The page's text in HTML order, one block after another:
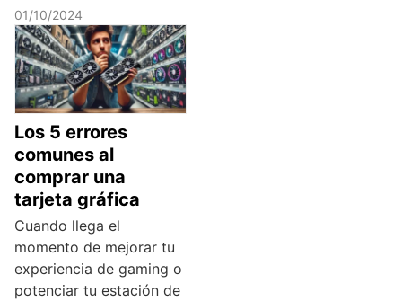
01/10/2024
Los 5 errores
comunes al
comprar una
tarjeta gráfica
Cuando llega el
momento de mejorar tu
experiencia de gaming o
potenciar tu estación de